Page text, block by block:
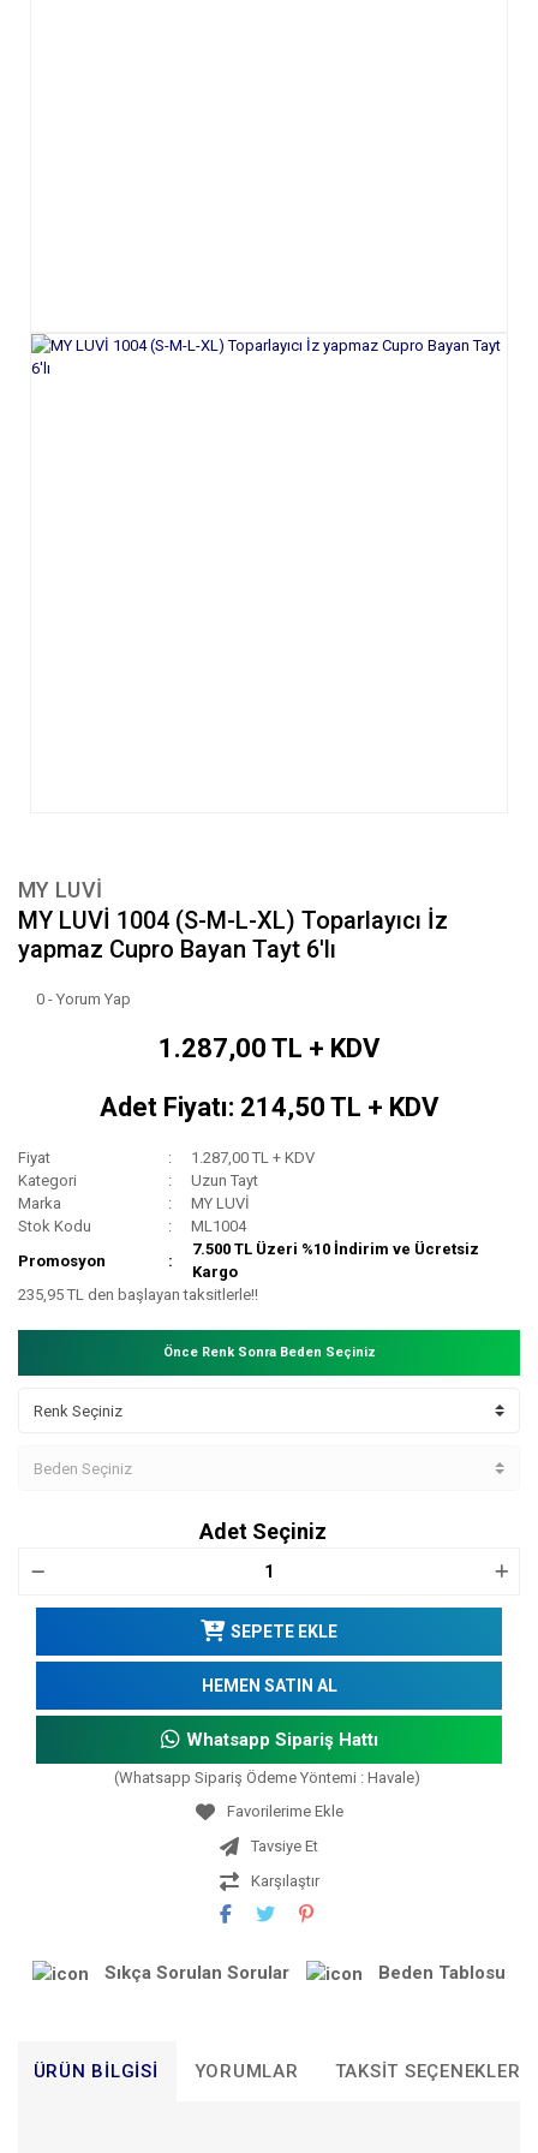
MY LUVİ
MY LUVİ 1004 (S-M-L-XL) Toparlayıcı İz
yapmaz Cupro Bayan Tayt 6'lı
0 - Yorum Yap
1.287,00 TL + KDV
Adet Fiyatı: 214,50 TL + KDV
Fiyat
1.287,00 TL + KDV
Kategori
Uzun Tayt
Marka
MY LUVİ
Stok Kodu
ML1004
Promosyon
7.500 TL Üzeri %10 İndirim ve Ücretsiz
Kargo
235,95 TL den başlayan taksitlerle!!
Önce Renk Sonra Beden Seçiniz
Adet Seçiniz
SEPETE EKLE
HEMEN SATIN AL
Whatsapp Sipariş Hattı
(Whatsapp Sipariş Ödeme Yöntemi : Havale)
Tavsiye Et
Karşılaştır
Sıkça Sorulan Sorular Beden Tablosu
ÜRÜN BILGISI YORUMLAR TAKSIT SEÇENEKLERI